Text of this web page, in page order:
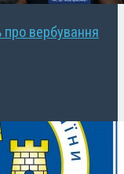
вербування